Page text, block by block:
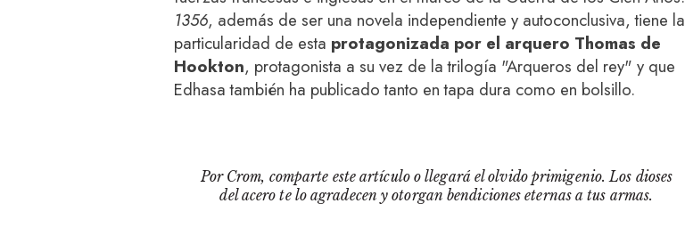
1356, además de ser una novela independiente y autoconclusiva, tiene la
particularidad de esta protagonizada por el arquero Thomas de
Hookton, protagonista a su vez de la trilogía "Arqueros del rey" y que
Edhasa también ha publicado tanto en tapa dura como en bolsillo.
Por Crom, comparte este artículo o llegará el olvido primigenio. Los dioses
del acero te lo agradecen y otorgan bendiciones eternas a tus armas.